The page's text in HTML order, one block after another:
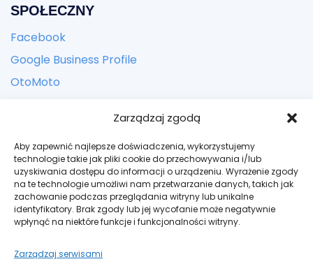
Zarządzaj zgodą
Aby zapewnić najlepsze doświadczenia, wykorzystujemy
technologie takie jak pliki cookie do przechowywania i/lub
uzyskiwania dostępu do informacji o urządzeniu. Wyrażenie zgody
na te technologie umożliwi nam przetwarzanie danych, takich jak
zachowanie podczas przeglądania witryny lub unikalne
identyfikatory. Brak zgody lub jej wycofanie może negatywnie
wpłynąć na niektóre funkcje i funkcjonalności witryny.
Zarządzaj serwisami
SPOŁECZNY
Facebook
Google Business Profile
OtoMoto
Adres:ul. Zbożowa 24, Kielce
Email: kontakt@bogateauto.pl
Telefon: +48 606 942 502
Godziny: Codziennie – tylko po umówieniu spotkania